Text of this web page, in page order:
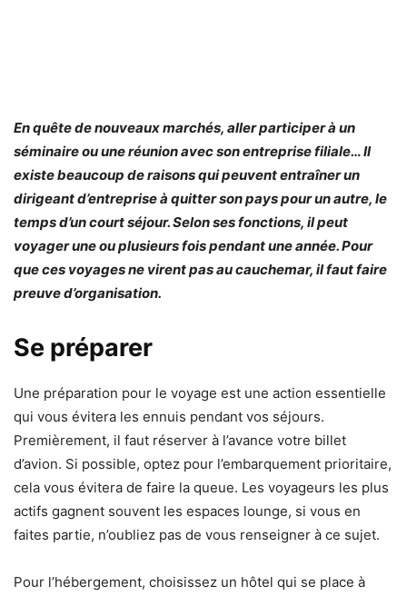
En quête de nouveaux marchés, aller participer à un
séminaire ou une réunion avec son entreprise filiale… Il
existe beaucoup de raisons qui peuvent entraîner un
dirigeant d’entreprise à quitter son pays pour un autre, le
temps d’un court séjour. Selon ses fonctions, il peut
voyager une ou plusieurs fois pendant une année. Pour
que ces voyages ne virent pas au cauchemar, il faut faire
preuve d’organisation.
Se préparer
Une préparation pour le voyage est une action essentielle
qui vous évitera les ennuis pendant vos séjours.
Premièrement, il faut réserver à l’avance votre billet
d’avion. Si possible, optez pour l’embarquement prioritaire,
cela vous évitera de faire la queue. Les voyageurs les plus
actifs gagnent souvent les espaces lounge, si vous en
faites partie, n’oubliez pas de vous renseigner à ce sujet.
Pour l’hébergement, choisissez un hôtel qui se place à